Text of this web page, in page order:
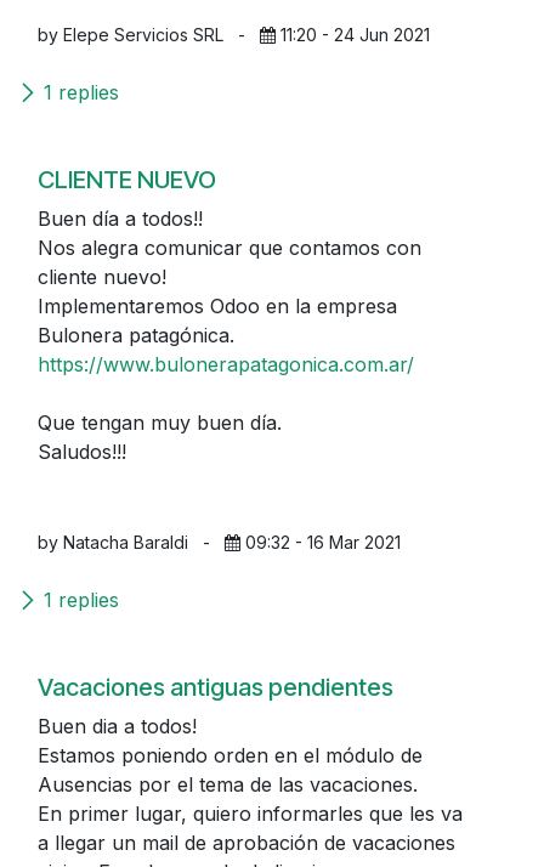
by Elepe Servicios SRL - 11:20 - 24 Jun 2021
1 replies
CLIENTE NUEVO
Buen día a todos!!
Nos alegra comunicar que contamos con
cliente nuevo!
Implementaremos Odoo en la empresa
Bulonera patagónica.
https://www.bulonerapatagonica.com.ar/
Que tengan muy buen día.
Saludos!!!
by Natacha Baraldi - 09:32 - 16 Mar 2021
1 replies
Vacaciones antiguas pendientes
Buen dia a todos!
Estamos poniendo orden en el módulo de
Ausencias por el tema de las vacaciones.
En primer lugar, quiero informarles que les va
a llegar un mail de aprobación de vacaciones